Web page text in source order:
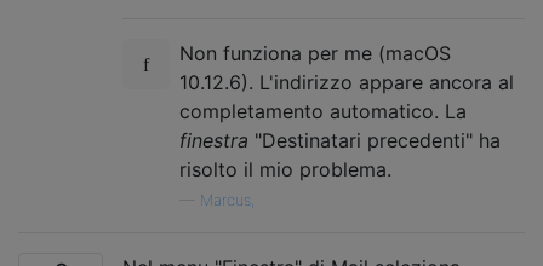
Non funziona per me (macOS
10.12.6). L'indirizzo appare ancora al
completamento automatico. La
finestra "Destinatari precedenti" ha
risolto il mio problema.
Marcus,